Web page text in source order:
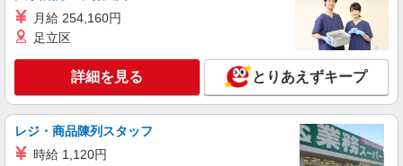
詳細を見る
≪宇城市≫年齢不問！０からスタートでも活躍
できる看護助手♪
時給1450円〜2062円 ＜日払い有/週払い有/交
月給 254,160円
足立区
詳細を見る とりあえずキープ
レジ・商品陳列スタッフ
時給 1,120円